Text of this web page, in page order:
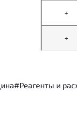
+
+
#Реагенты и